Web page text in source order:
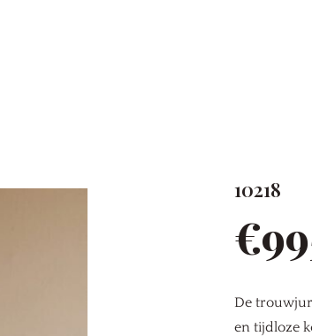
10218
De
en tijdloze